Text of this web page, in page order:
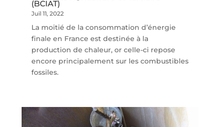
(BCIAT)
Juil 11, 2022
La moitié de la consommation d’énergie
finale en France est destinée à la
production de chaleur, or celle-ci repose
encore principalement sur les combustibles
fossiles.